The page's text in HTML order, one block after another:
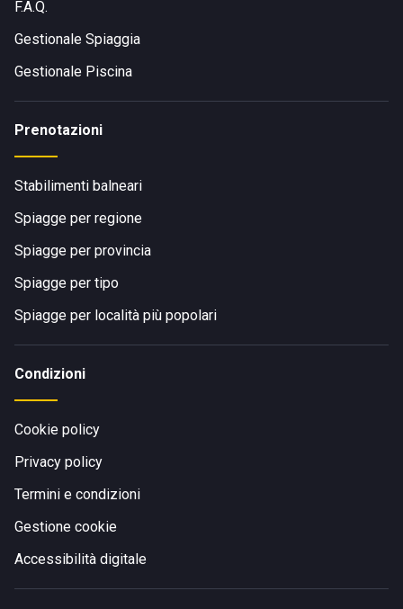
F.A.Q.
Gestionale Spiaggia
Gestionale Piscina
Prenotazioni
Stabilimenti balneari
Spiagge per regione
Spiagge per provincia
Spiagge per tipo
Spiagge per località più popolari
Condizioni
Cookie policy
Privacy policy
Termini e condizioni
Gestione cookie
Accessibilità digitale